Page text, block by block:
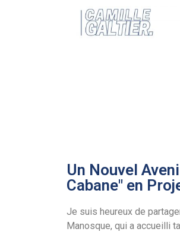
Un Nouvel
Cabane" en
Je suis heureux de
Manosque, qui a accueilli